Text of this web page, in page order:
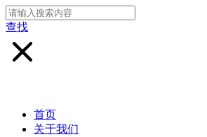
查找
首页
关于我们